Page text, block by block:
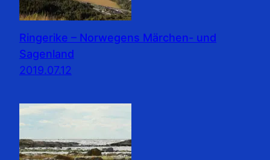
Ringerike – Norwegens Märchen- und
Sagenland
2019.07.12